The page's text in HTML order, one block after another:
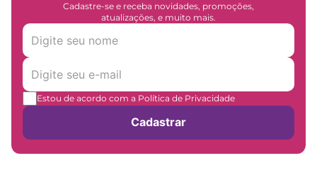
Cadastre-se e receba novidades, promoções,
atualizações, e muito mais.
Estou de acordo com a Política de Privacidade
Cadastrar